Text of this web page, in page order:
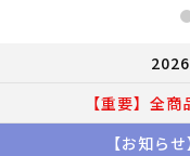
【重要】全
【お知ら